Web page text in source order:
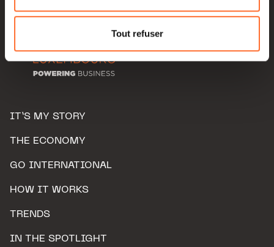
Pour de plus amples informations sur la manière dont
nous utilisons lescookies et sommes amenés à traiter
Charte d’usage des cookieset notrePolitique de
protection des données personnelles.
Tout refuser
IT’S MY STORY
THE ECONOMY
GO INTERNATIONAL
HOW IT WORKS
TRENDS
IN THE SPOTLIGHT